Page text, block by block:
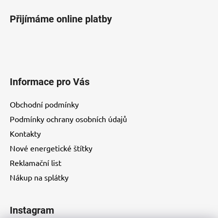
s
Přijímáme online platby
Informace pro Vás
Obchodní podmínky
Podmínky ochrany osobních údajů
Kontakty
Nové energetické štítky
Reklamační list
Nákup na splátky
Instagram